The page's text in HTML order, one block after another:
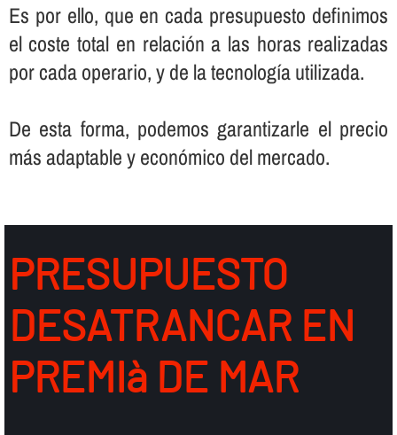
Es por ello, que en cada presupuesto definimos
el coste total en relación a las horas realizadas
por cada operario, y de la tecnologí­a utilizada.
De esta forma, podemos garantizarle el precio
más adaptable y económico del mercado.
PRESUPUESTO
DESATRANCAR EN
PREMIà DE MAR